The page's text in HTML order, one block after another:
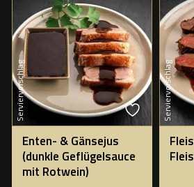
Serviervorschlag
Enten- & Gänsejus
(dunkle Geflügelsauce
mit Rotwein)
Serviervorschlag